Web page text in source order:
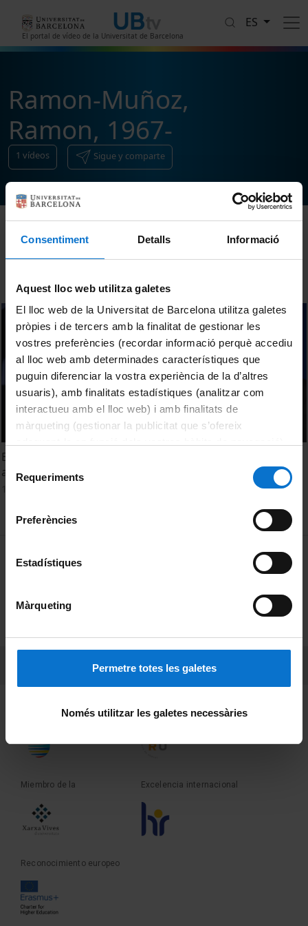
Consentiment Detalls Informació
Aquest lloc web utilitza galetes
El lloc web de la Universitat de Barcelona utilitza galetes
pròpies i de tercers amb la finalitat de gestionar les
vostres preferències (recordar informació perquè accediu
al lloc web amb determinades característiques que
puguin diferenciar la vostra experiència de la d’altres
usuaris), amb finalitats estadístiques (analitzar com
interactueu amb el lloc web) i amb finalitats de
màrqueting (gestionar la publicitat que s’ofereix
consultar laPolítica de galetes del lloc web de la
Selecció
Requeriments
Preferències
Estadístiques
Màrqueting
Permetre totes les galetes
Només utilitzar les galetes necessàries
El portal de vídeo de la Universitat de Barcelona
ES
Ramon-Muñoz,
Ramon, 1967-
1 vídeos Sigue y comparte
Ordenar
En què consisteix la desglobalització i quan ha tingut lloc
al llarg de la història?
MENÚ PEU 1
Política de Cookies
Privacidad y términos
Miembro de la Excelencia internacional
Reconocimiento europeo